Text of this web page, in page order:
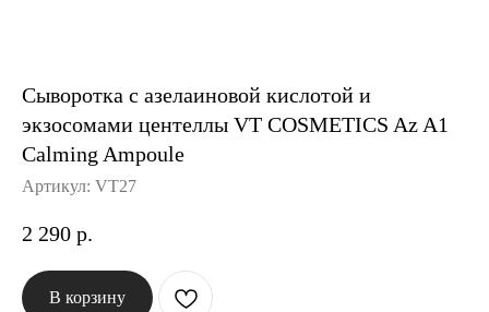
Сыворотка с азелаиновой кислотой и
экзосомами центеллы VT COSMETICS Az A1
Calming Ampoule
Артикул: VT27
2 290 р.
В корзину
Блог
Контакты